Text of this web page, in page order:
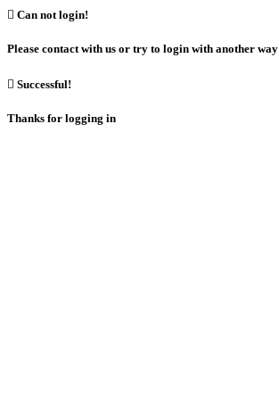
 Can not login!
Please contact with us or try to login with another way
 Successful!
Thanks for logging in